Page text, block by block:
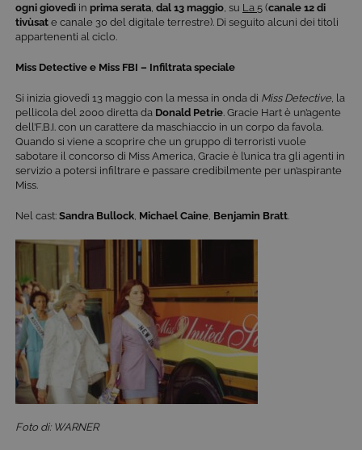
ogni giovedì in prima serata dal 13 maggio , su La 5 (canale 12 di
tivùsat e canale 30 del digitale terrestre). Di seguito alcuni dei titoli
appartenenti al ciclo.
Miss Detective e Miss FBI – Infiltrata speciale
Si inizia giovedì 13 maggio con la messa in onda di Miss Detective , la
pellicola del 2000 diretta da Donald Petrie . Gracie Hart è un’agente
dell’F.B.I. con un carattere da maschiaccio in un corpo da favola.
Quando si viene a scoprire che un gruppo di terroristi vuole
sabotare il concorso di Miss America, Gracie è l’unica tra gli agenti in
servizio a potersi infiltrare e passare credibilmente per un’aspirante
Miss.
Nel cast: Sandra Bullock Michael Caine Benjamin Bratt
Foto di: WARNER